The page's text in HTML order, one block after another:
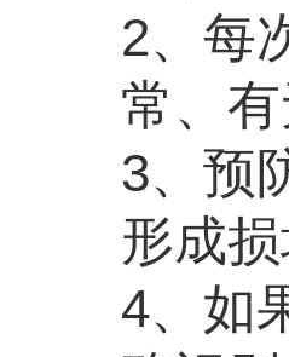
2、每
常、
3、预
形成损
4、如